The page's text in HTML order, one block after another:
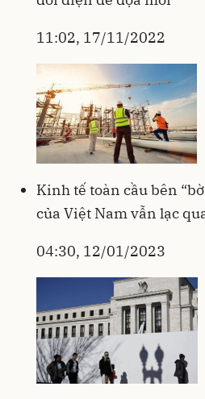
11:02, 17/11/2022
Kinh tế toàn cầu bên
của Việt Nam vẫn lạc
04:30, 12/01/2023